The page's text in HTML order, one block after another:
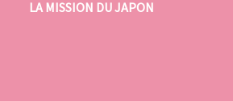
LA MISSION DU JAPON